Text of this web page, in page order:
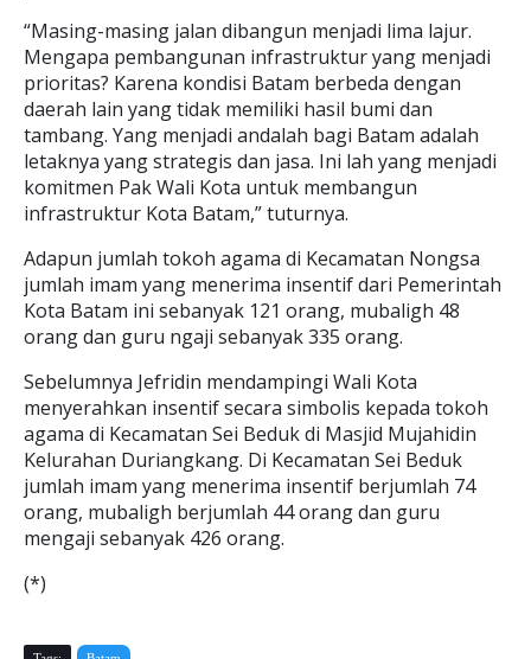
“Masing-masing jalan dibangun menjadi lima lajur.
Mengapa pembangunan infrastruktur yang menjadi
prioritas? Karena kondisi Batam berbeda dengan
daerah lain yang tidak memiliki hasil bumi dan
tambang. Yang menjadi andalah bagi Batam adalah
letaknya yang strategis dan jasa. Ini lah yang menjadi
komitmen Pak Wali Kota untuk membangun
infrastruktur Kota Batam,” tuturnya.
Adapun jumlah tokoh agama di Kecamatan Nongsa
jumlah imam yang menerima insentif dari Pemerintah
Kota Batam ini sebanyak 121 orang, mubaligh 48
orang dan guru ngaji sebanyak 335 orang.
Sebelumnya Jefridin mendampingi Wali Kota
menyerahkan insentif secara simbolis kepada tokoh
agama di Kecamatan Sei Beduk di Masjid Mujahidin
Kelurahan Duriangkang. Di Kecamatan Sei Beduk
jumlah imam yang menerima insentif berjumlah 74
orang, mubaligh berjumlah 44 orang dan guru
mengaji sebanyak 426 orang.
(*)